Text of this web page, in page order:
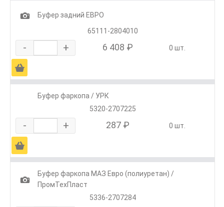
1
Буфер задний ЕВРО
65111-2804010
- + 6 408 ₽ 0 шт.
Ä
Буфер фаркопа / УРК
5320-2707225
- + 287 ₽ 0 шт.
Ä
1
Буфер фаркопа МАЗ Евро (полиуретан) /
ПромТехПласт
5336-2707284